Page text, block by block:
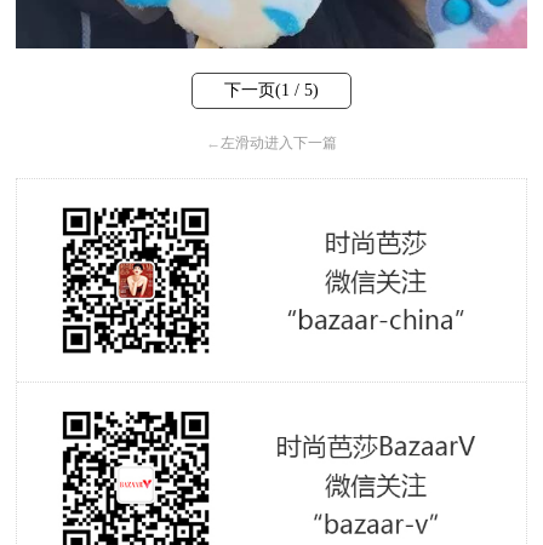
下一页(1 / 5)
← 左滑动进入下一篇